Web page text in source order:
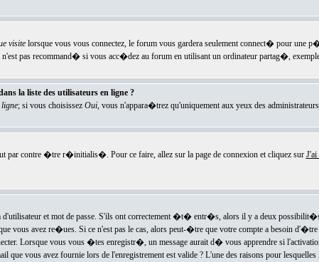
visitelorsque vous vous connectez, le forum vous gardera seulement connect� pour
n'est pas recommand� si vous acc�dez au forum en utilisant un ordinateur partag�,
la liste des utilisateurs en ligne ?
; si vous choisissez Oui, vous n'appara�trez qu'uniquement aux yeux des
par contre �tre r�initialis�. Pour ce faire, allez sur la page de connexion et cliquez sur
et mot de passe. S'ils ont correctement �t� entr�s, alors il y a deux
vous avez re�ues. Si ce n'est pas le cas, alors peut-�tre que votre compte a besoin
Lorsque vous vous �tes enregistr�, un message aurait d� vous apprendre si
vous avez fournie lors de l'enregistrement est valide ? L'une des raisons pour